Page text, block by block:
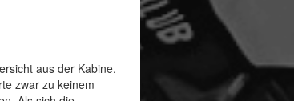
aus der Kabine.
zwar zu keinem